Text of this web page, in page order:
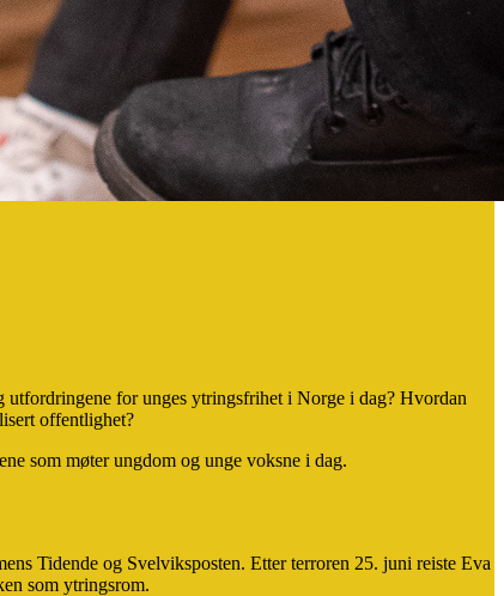
utfordringene for unges ytringsfrihet i Norge i dag? Hvordan
offentlighet?
som møter ungdom og unge voksne i dag.
Tidende og Svelviksposten. Etter terroren 25. juni reiste Eva
som ytringsrom.